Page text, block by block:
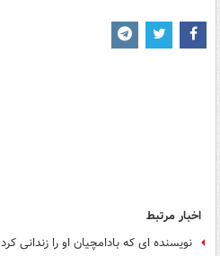
اخبار مرتبط
نویسنده ای که بادامچیان او را زندانی کرد